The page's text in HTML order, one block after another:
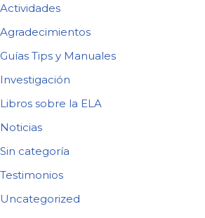
Actividades
Agradecimientos
Guías Tips y Manuales
Investigación
Libros sobre la ELA
Noticias
Sin categoría
Testimonios
Uncategorized